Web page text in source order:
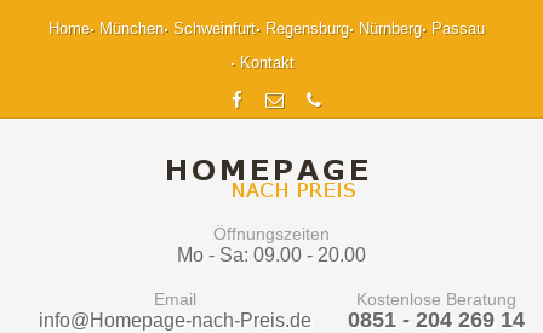
Home München Schweinfurt Regensburg Nürnberg
Passau
Kontakt
Öffnungszeiten
Mo - Sa: 09.00 - 20.00
Email
info@Homepage-nach-Preis.de
Kostenlose Beratung
0851 - 204 269 14